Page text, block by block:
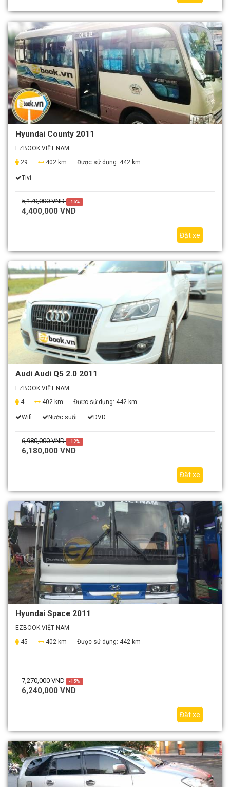
Hyundai County 2011
EZBOOK VIỆT NAM
29
402 km Được sử dụng: 442 km
Tivi
5,170,000 VND -15%
4,400,000 VND
Đặt xe
Audi Audi Q5 2.0 2011
EZBOOK VIỆT NAM
4
402 km Được sử dụng: 442 km
Wifi Nước suối DVD
6,980,000 VND -12%
6,180,000 VND
Đặt xe
Hyundai Space 2011
EZBOOK VIỆT NAM
45
402 km Được sử dụng: 442 km
7,270,000 VND -15%
6,240,000 VND
Đặt xe